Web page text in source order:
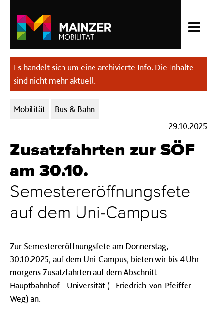
Es handelt sich um eine archivierte Info. Die Inhalte
sind nicht mehr aktuell.
Kategorien:
Mobilität
Bus & Bahn
29.10.2025
Zusatzfahrten zur SÖF
am 30.10.
Semestereröffnungsfete
auf dem Uni-Campus
Zur Semestereröffnungsfete am Donnerstag,
30.10.2025, auf dem Uni-Campus, bieten wir bis 4 Uhr
morgens Zusatzfahrten auf dem Abschnitt
Hauptbahnhof – Universität (– Friedrich-von-Pfeiffer-
Weg) an.